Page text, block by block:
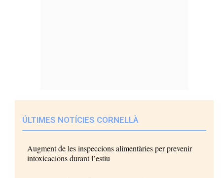
ÚLTIMES NOTÍCIES CORNELLÀ
Augment de les inspeccions alimentàries per prevenir
intoxicacions durant l’estiu